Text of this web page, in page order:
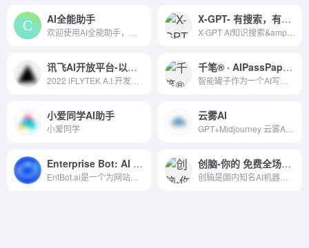
AI全能助手 X-GPT- 有搜索，有援引，可靠，可信，不会胡说的GPT
讯飞AI开放平台-以语音交互为核心的人工智能开放平台 千笔® · AIPassPaper®
小爱同学AI助手
小爱同学
云雾AI
Enterprise Bot: AI Chatbot For Website 创脑-你的 免费全场景 AI机器人库!